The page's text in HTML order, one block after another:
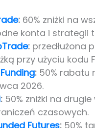
: 60% zniżki na
konta i strategii
: przedłużona
przy użyciu
: 50% rabatu
2026.
: 50% zniżki na
czasowych.
Futures: 50%